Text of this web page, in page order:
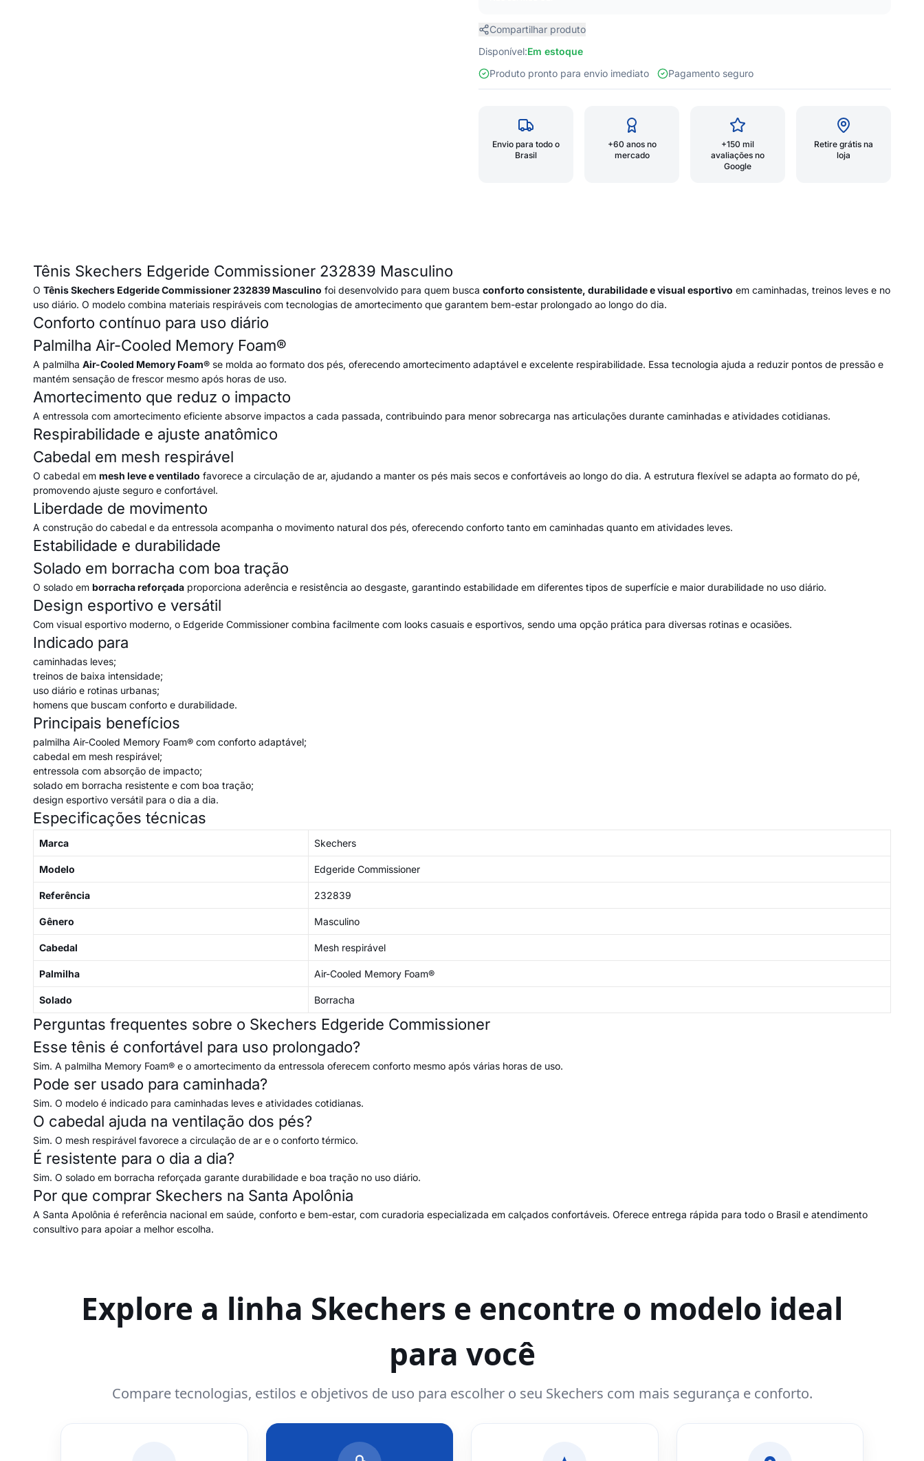
Compartilhar produto
Disponível:Em estoque
Produto pronto para envio imediato
Pagamento seguro
Envio para todo o
Brasil
+60 anos no
mercado
+150 mil
avaliações no
Google
Retire grátis na
loja
Tênis Skechers Edgeride Commissioner 232839 Masculino
O Tênis Skechers Edgeride Commissioner 232839 Masculino foi desenvolvido para quem busca conforto consistente, durabilidade e visual esportivo em caminhadas, treinos leves e no
uso diário. O modelo combina materiais respiráveis com tecnologias de amortecimento que garantem bem-estar prolongado ao longo do dia.
Conforto contínuo para uso diário
Palmilha Air-Cooled Memory Foam®
A palmilha Air-Cooled Memory Foam® se molda ao formato dos pés, oferecendo amortecimento adaptável e excelente respirabilidade. Essa tecnologia ajuda a reduzir pontos de pressão e
mantém sensação de frescor mesmo após horas de uso.
Amortecimento que reduz o impacto
A entressola com amortecimento eficiente absorve impactos a cada passada, contribuindo para menor sobrecarga nas articulações durante caminhadas e atividades cotidianas.
Respirabilidade e ajuste anatômico
Cabedal em mesh respirável
O cabedal em mesh leve e ventilado favorece a circulação de ar, ajudando a manter os pés mais secos e confortáveis ao longo do dia. A estrutura flexível se adapta ao formato do pé,
promovendo ajuste seguro e confortável.
Liberdade de movimento
A construção do cabedal e da entressola acompanha o movimento natural dos pés, oferecendo conforto tanto em caminhadas quanto em atividades leves.
Estabilidade e durabilidade
Solado em borracha com boa tração
O solado em borracha reforçada proporciona aderência e resistência ao desgaste, garantindo estabilidade em diferentes tipos de superfície e maior durabilidade no uso diário.
Design esportivo e versátil
Com visual esportivo moderno, o Edgeride Commissioner combina facilmente com looks casuais e esportivos, sendo uma opção prática para diversas rotinas e ocasiões.
Indicado para
caminhadas leves;
treinos de baixa intensidade;
uso diário e rotinas urbanas;
homens que buscam conforto e durabilidade.
Principais benefícios
palmilha Air-Cooled Memory Foam® com conforto adaptável;
cabedal em mesh respirável;
entressola com absorção de impacto;
solado em borracha resistente e com boa tração;
design esportivo versátil para o dia a dia.
Especificações técnicas
Marca Skechers
Modelo Edgeride Commissioner
Referência 232839
Gênero Masculino
Cabedal Mesh respirável
Palmilha Air-Cooled Memory Foam®
Solado Borracha
Perguntas frequentes sobre o Skechers Edgeride Commissioner
Esse tênis é confortável para uso prolongado?
Sim. A palmilha Memory Foam® e o amortecimento da entressola oferecem conforto mesmo após várias horas de uso.
Pode ser usado para caminhada?
Sim. O modelo é indicado para caminhadas leves e atividades cotidianas.
O cabedal ajuda na ventilação dos pés?
Sim. O mesh respirável favorece a circulação de ar e o conforto térmico.
É resistente para o dia a dia?
Sim. O solado em borracha reforçada garante durabilidade e boa tração no uso diário.
Por que comprar Skechers na Santa Apolônia
A Santa Apolônia é referência nacional em saúde, conforto e bem-estar, com curadoria especializada em calçados confortáveis. Oferece entrega rápida para todo o Brasil e atendimento
consultivo para apoiar a melhor escolha.
Explore a linha Skechers e encontre o modelo ideal
para você
Compare tecnologias, estilos e objetivos de uso para escolher o seu Skechers com mais segurança e conforto.